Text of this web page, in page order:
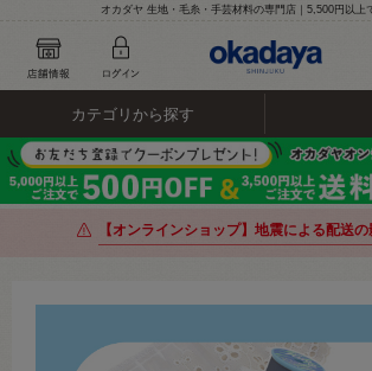
オカダヤ 生地・毛糸・手芸材料の専門店｜5,500円以上
カテゴリから探す
【オンラインショップ】地震による配送